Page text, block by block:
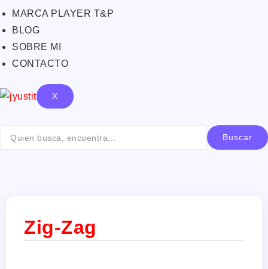
MARCA PLAYER T&P
BLOG
SOBRE MI
CONTACTO
X
Buscar
Zig-Zag